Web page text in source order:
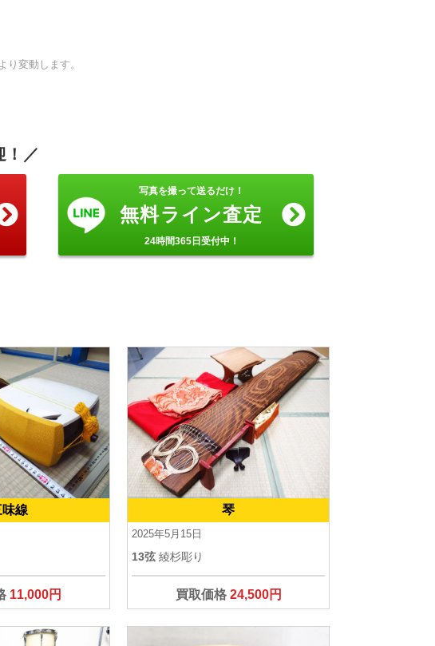
変動します。
！／
写真を撮って送るだけ！
無料ライン査定
24時間365日受付中！
味線
11,000円
琴
2025年5月15日
13弦 綾杉彫り
買取価格 24,500円